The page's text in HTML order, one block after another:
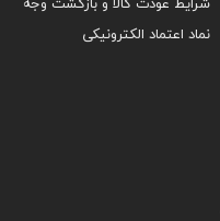
شرایط عودت کالا و بازگشت وجه
نماد اعتماد الکترونیکی